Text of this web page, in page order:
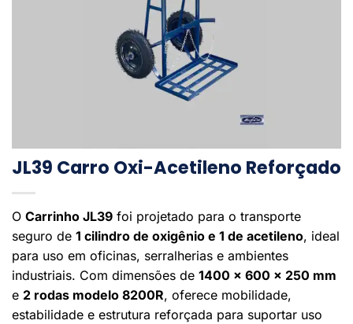
JL39 Carro Oxi-Acetileno Reforçado
O Carrinho JL39 foi projetado para o transporte
seguro de 1 cilindro de oxigênio e 1 de acetileno, ideal
para uso em oficinas, serralherias e ambientes
industriais. Com dimensões de 1400 x 600 x 250 mm
e 2 rodas modelo 8200R, oferece mobilidade,
estabilidade e estrutura reforçada para suportar uso